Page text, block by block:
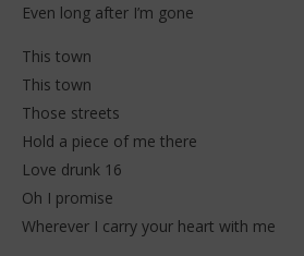
Even long after I’m gone
This town
This town
Those streets
Hold a piece of me there
Love drunk 16
Oh I promise
Wherever I carry your heart with me